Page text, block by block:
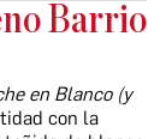
Barrio
en Blanco (y
con la